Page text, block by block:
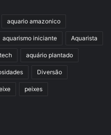
aquario amazonico
aquarismo iniciante Aquarista
aquário plantado
Diversão
peixes